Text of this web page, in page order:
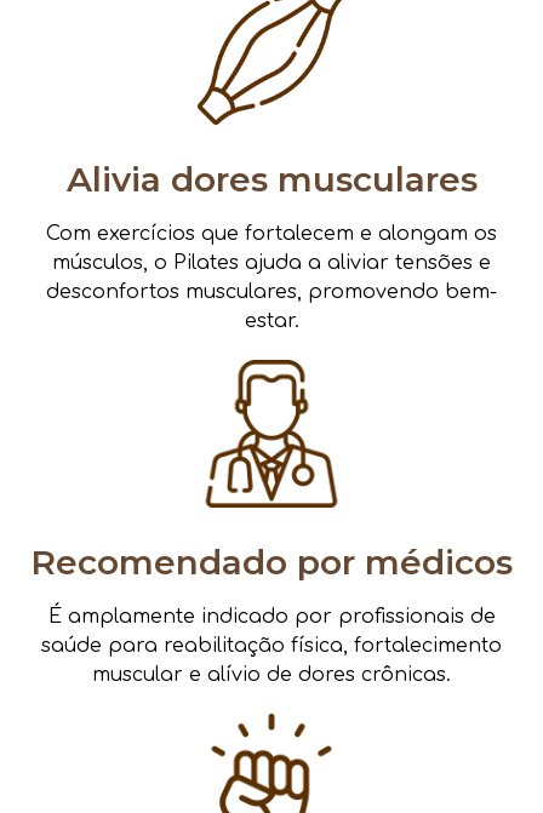
Alivia dores musculares
Com exercícios que fortalecem e alongam os
músculos, o Pilates ajuda a aliviar tensões e
desconfortos musculares, promovendo bem-
estar.
Recomendado por médicos
É amplamente indicado por profissionais de
saúde para reabilitação física, fortalecimento
muscular e alívio de dores crônicas.